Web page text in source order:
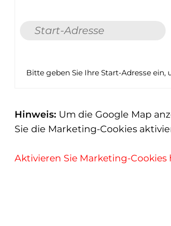
Bitte geben Sie Ihre Start-Adresse ein,
Hinweis: Um die Google Map
Sie die Marketing-Cookies
Aktivieren Sie Marketing-Cookies